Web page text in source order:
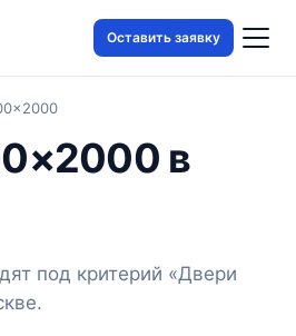
Оставить заявку
в
под критерий «Двери